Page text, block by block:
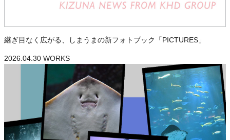
継ぎ目なく広がる、しまうまの新フォトブック「PICTURES」
2026.04.30 WORKS